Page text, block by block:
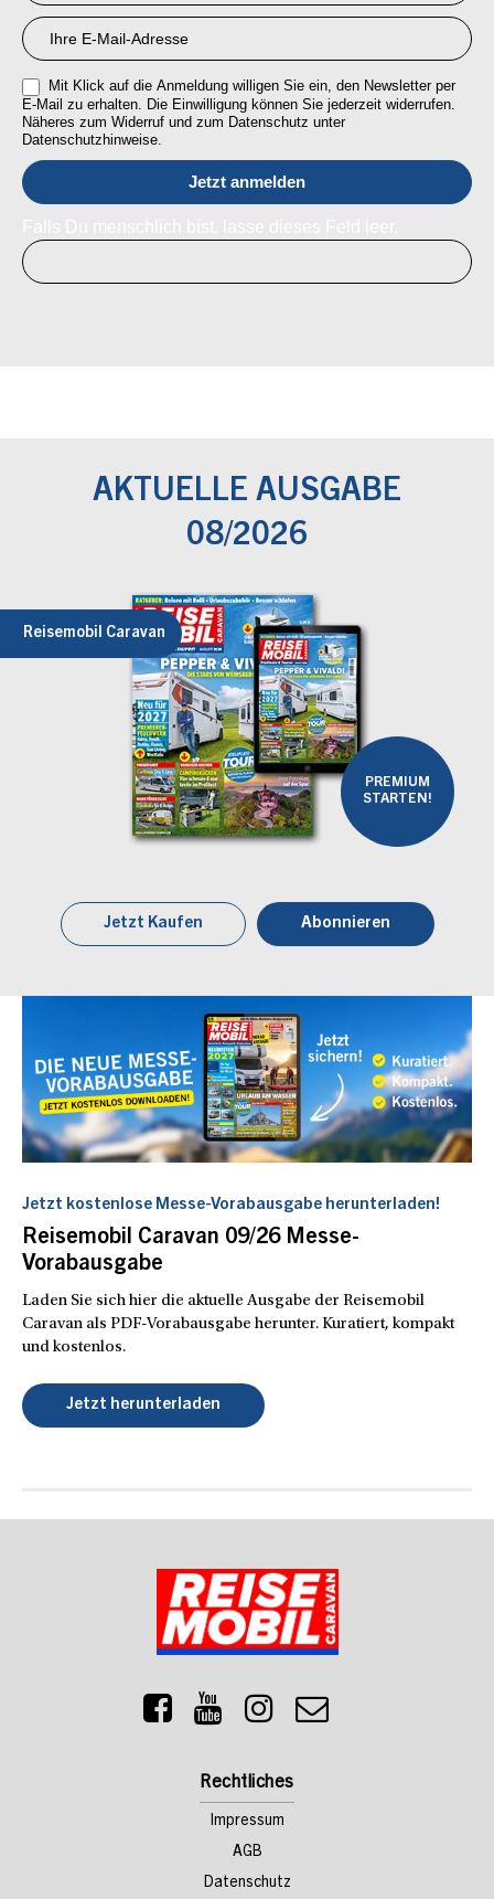
Mit Klick auf die Anmeldung willigen Sie ein, den Newsletter per
E-Mail zu erhalten. Die Einwilligung können Sie jederzeit widerrufen.
Näheres zum Widerruf und zum Datenschutz unter
Datenschutzhinweise.
AKTUELLE AUSGABE
08/2026
Reisemobil Caravan
PREMIUM
STARTEN!
Jetzt Kaufen Abonnieren
Jetzt kostenlose Messe-Vorabausgabe herunterladen!
Reisemobil Caravan 09/26 Messe-
Vorabausgabe
Laden Sie sich hier die aktuelle Ausgabe der Reisemobil
Caravan als PDF-Vorabausgabe herunter. Kuratiert, kompakt
und kostenlos.
Jetzt herunterladen
Rechtliches
Impressum
AGB
Datenschutz